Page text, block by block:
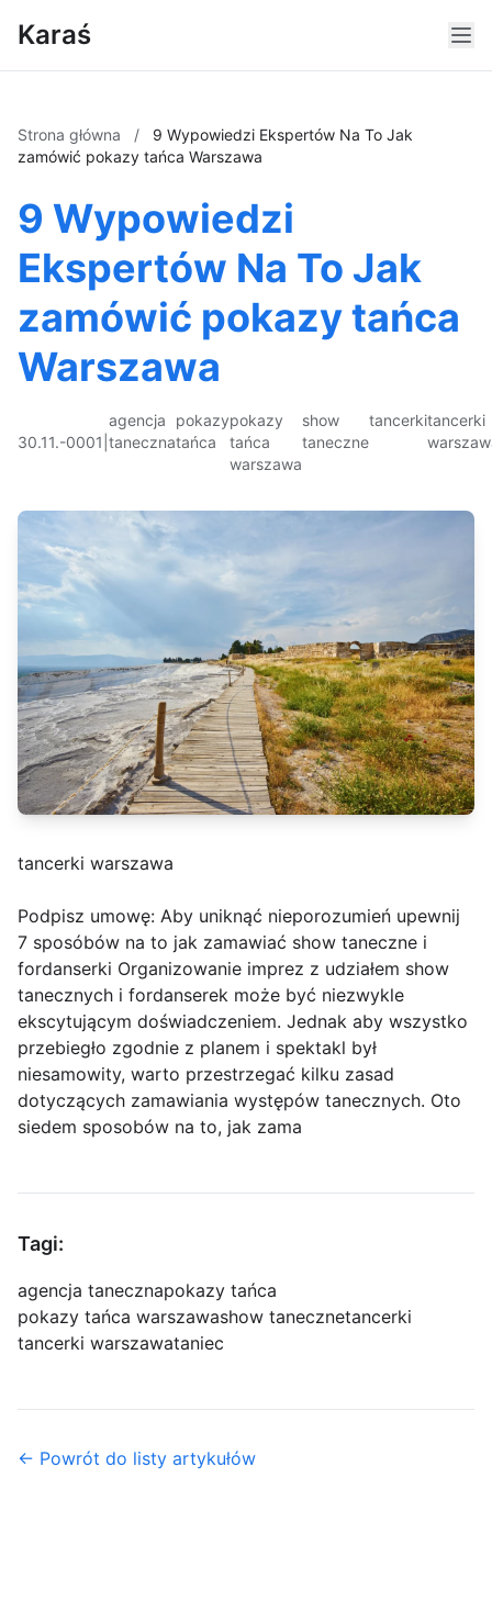
Karaś
Strona główna /
9 Wypowiedzi Ekspertów Na To Jak
zamówić pokazy tańca Warszawa
9 Wypowiedzi
Ekspertów Na To Jak
zamówić pokazy tańca
Warszawa
30.11.-0001
agencja
taneczna
pokazy
tańca
pokazy
tańca
warszawa
show
taneczne
tancerkitancerki
tancerki warszawa
Podpisz umowę: Aby uniknąć nieporozumień upewnij
7 sposóbów na to jak zamawiać show taneczne i
fordanserki Organizowanie imprez z udziałem show
tanecznych i fordanserek może być niezwykle
ekscytującym doświadczeniem. Jednak aby wszystko
przebiegło zgodnie z planem i spektakl był
niesamowity, warto przestrzegać kilku zasad
dotyczących zamawiania występów tanecznych. Oto
siedem sposobów na to, jak zama
Tagi:
agencja tanecznapokazy tańca
pokazy tańca warszawashow tanecznetancerki
tancerki warszawataniec
← Powrót do listy artykułów